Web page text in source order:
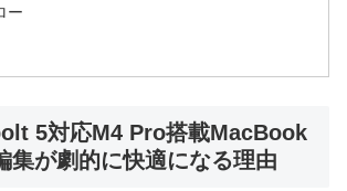
ー
5対応M4 Pro搭載MacBook
集が劇的に快適になる理由